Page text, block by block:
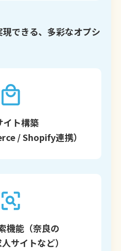
できる、多彩なオプシ
イト構築
/ Shopify連携）
機能（奈良の
サイトなど）